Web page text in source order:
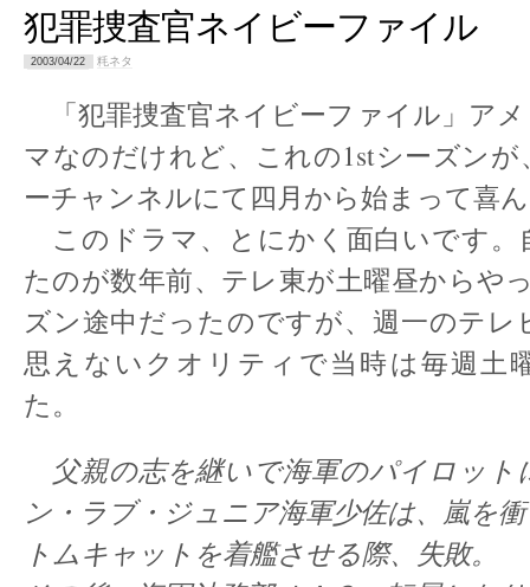
犯罪捜査官ネイビーファイル
2003/04/22 粍ネタ
「犯罪捜査官ネイビーファイル」ア
マなのだけれど、これの1stシーズン
ーチャンネルにて四月から始まって喜
このドラマ、とにかく面白いです。
たのが数年前、テレ東が土曜昼からや
ズン途中だったのですが、週一のテレ
思えないクオリティで当時は毎週土
た。
父親の志を継いで海軍のパイロット
ン・ラブ・ジュニア海軍少佐は、嵐を
トムキャットを着艦させる際、失敗。